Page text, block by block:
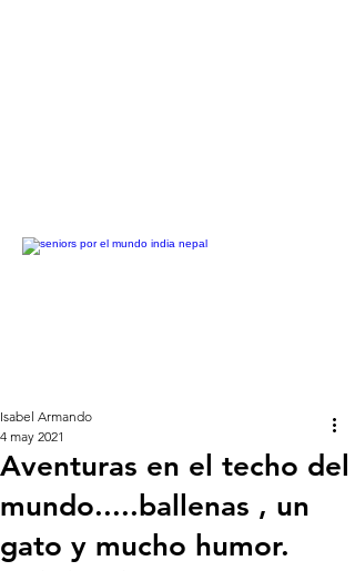
Aventuras en el techo del
mundo.....ballenas , un
gato y mucho humor.
Isabel Armando
4 may 2021